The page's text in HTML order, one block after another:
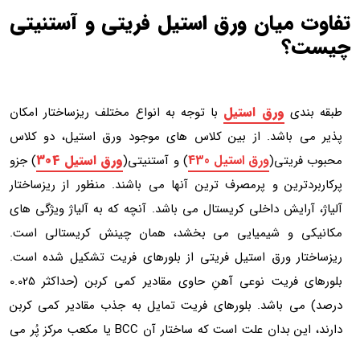
ورق استیل فریتی و آستنیتی
ورق استیلبا توجه به انواع مختلف ریزساختار امکان
از بین کلاس های موجود ورق استیل، دو کلاس
ورق استیل 430 ) و آستنیتی(ورق استیل 304
) جزو
و پرمصرف ترین آنها می باشند. منظور از ریزساختار
داخلی کریستال می باشد. آنچه که به آلیاژ ویژگی های
شیمیایی می بخشد، همان چینش کریستالی است.
ورق استیل فریتی از بلورهای فریت تشکیل شده است.
بلورهای فریت نوعی آهنِ حاوی مقادیر کمی کربن (حداکثر 0.025
بلورهای فریت تمایل به جذب مقادیر کمی کربن
دارند، این بدان علت است که ساختار آن BCC یا مکعب مرکز پُر می